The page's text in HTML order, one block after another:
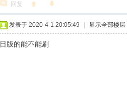
回复
发表于 2020-4-1 20:05:49 显示全部楼层
日版的能不能刷